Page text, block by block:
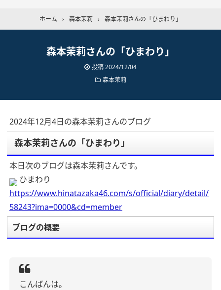
ホーム › 森本茉莉 › 森本茉莉さんの「ひまわり」
森本茉莉さんの「ひまわり」
投稿2024/12/04
森本茉莉
2024年12月4日の森本茉莉さんのブログ
森本茉莉さんの「ひまわり」
本日次のブログは森本茉莉さんです。
ひまわり
https://www.hinatazaka46.com/s/official/diary/detail/
58243?ima=0000&cd=member
ブログの概要
こんばんは。